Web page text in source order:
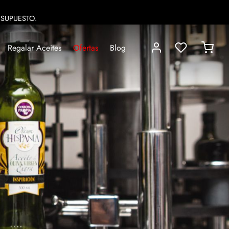
Regalar Aceites Ofertas Blog